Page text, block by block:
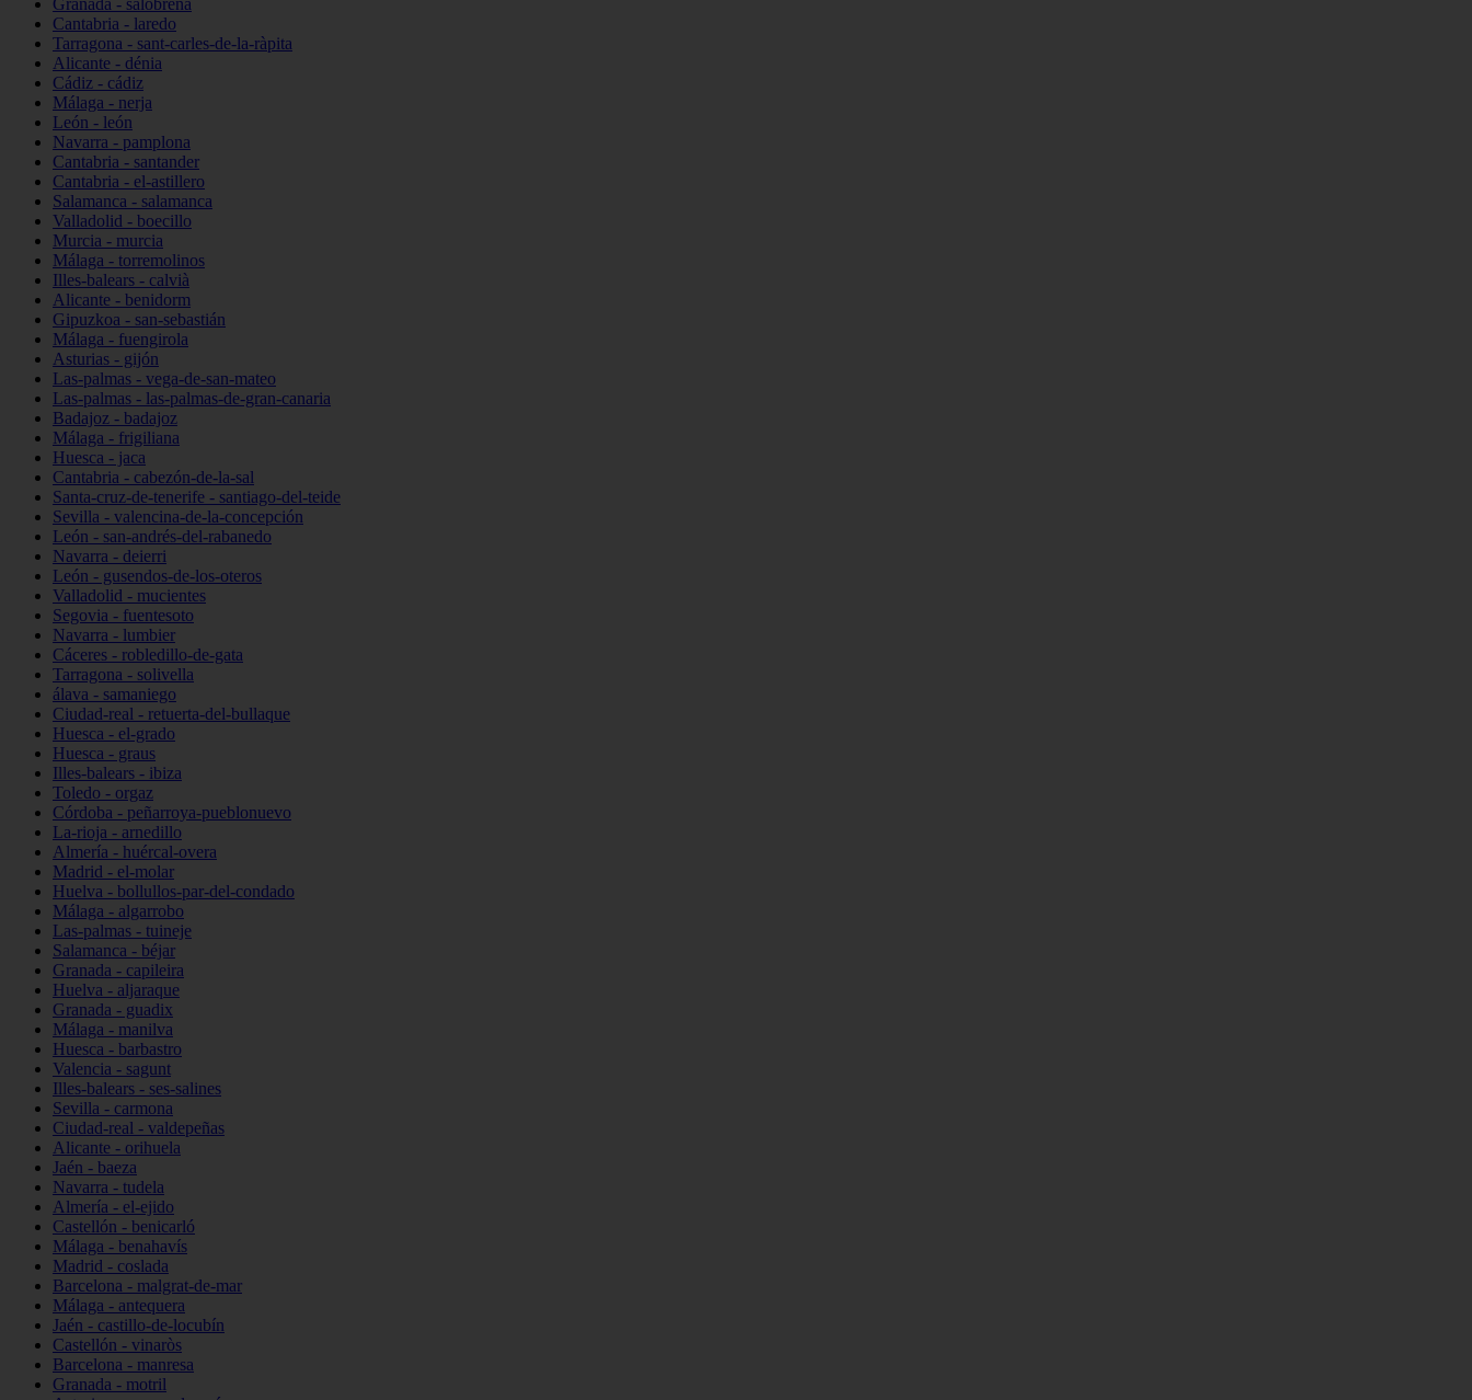
Granada - salobreña
Cantabria - laredo
Tarragona - sant-carles-de-la-ràpita
Alicante - dénia
Cádiz - cádiz
Málaga - nerja
León - león
Navarra - pamplona
Cantabria - santander
Cantabria - el-astillero
Salamanca - salamanca
Valladolid - boecillo
Murcia - murcia
Málaga - torremolinos
Illes-balears - calvià
Alicante - benidorm
Gipuzkoa - san-sebastián
Málaga - fuengirola
Asturias - gijón
Las-palmas - vega-de-san-mateo
Las-palmas - las-palmas-de-gran-canaria
Badajoz - badajoz
Málaga - frigiliana
Huesca - jaca
Cantabria - cabezón-de-la-sal
Santa-cruz-de-tenerife - santiago-del-teide
Sevilla - valencina-de-la-concepción
León - san-andrés-del-rabanedo
Navarra - deierri
León - gusendos-de-los-oteros
Valladolid - mucientes
Segovia - fuentesoto
Navarra - lumbier
Cáceres - robledillo-de-gata
Tarragona - solivella
álava - samaniego
Ciudad-real - retuerta-del-bullaque
Huesca - el-grado
Huesca - graus
Illes-balears - ibiza
Toledo - orgaz
Córdoba - peñarroya-pueblonuevo
La-rioja - arnedillo
Almería - huércal-overa
Madrid - el-molar
Huelva - bollullos-par-del-condado
Málaga - algarrobo
Las-palmas - tuineje
Salamanca - béjar
Granada - capileira
Huelva - aljaraque
Granada - guadix
Málaga - manilva
Huesca - barbastro
Valencia - sagunt
Illes-balears - ses-salines
Sevilla - carmona
Ciudad-real - valdepeñas
Alicante - orihuela
Jaén - baeza
Navarra - tudela
Almería - el-ejido
Castellón - benicarló
Málaga - benahavís
Madrid - coslada
Barcelona - malgrat-de-mar
Málaga - antequera
Jaén - castillo-de-locubín
Castellón - vinaròs
Barcelona - manresa
Granada - motril